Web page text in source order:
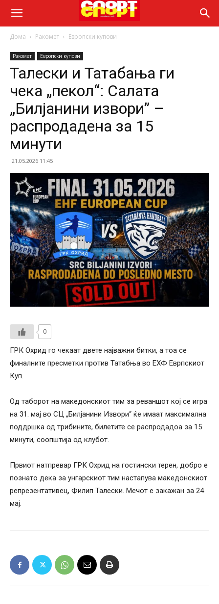
Дома Ракомет Европски купови
Ракомет Европски купови
Талески и Татабања ги
чека „пекол“: Салата
„Билјанини извори” –
распродадена за 15
минути
21.05.2026 11:45
0
ГРК Охрид го чекаат двете најважни битки, а тоа се
финалните пресметки против Татабња во ЕХФ Еврпскиот
Куп.
Од таборот на македонскиот тим за реваншот кој се игра
на 31. мај во СЦ „Билјанини Извори“ ќе имаат максимална
поддршка од трибините, билетите се распродадоа за 15
минути, соопштија од клубот.
Првиот натпревар ГРК Охрид на гостински терен, добро е
познато дека за унгарскиот тим настапува македонскиот
репрезентативец, Филип Талески. Мечот е закажан за 24
мај.